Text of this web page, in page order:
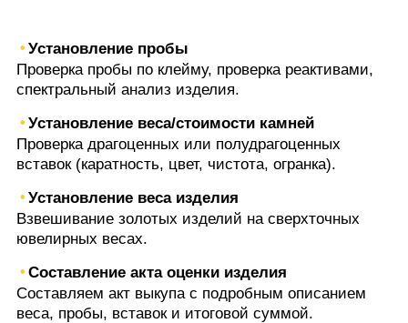
Установление пробы
Проверка пробы по клейму, проверка реактивами,
спектральный анализ изделия.
Установление веса/стоимости камней
Проверка драгоценных или полудрагоценных
вставок (каратность, цвет, чистота, огранка).
Установление веса изделия
Взвешивание золотых изделий на сверхточных
ювелирных весах.
Составление акта оценки изделия
Составляем акт выкупа с подробным описанием
веса, пробы, вставок и итоговой суммой.